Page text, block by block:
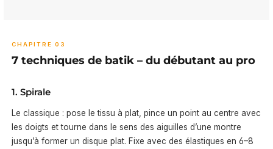
CHAPITRE 03
7 techniques de batik – du débutant au pro
1. Spirale
Le classique : pose le tissu à plat, pince un point au centre avec
les doigts et tourne dans le sens des aiguilles d’une montre
jusqu’à former un disque plat. Fixe avec des élastiques en 6–8